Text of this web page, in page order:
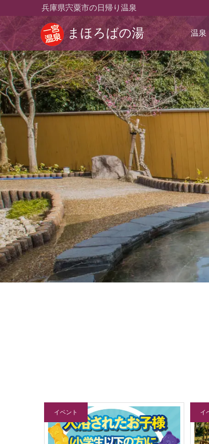
兵庫県宍粟市の日帰り温泉
まほろばの湯 温泉
イベント イ